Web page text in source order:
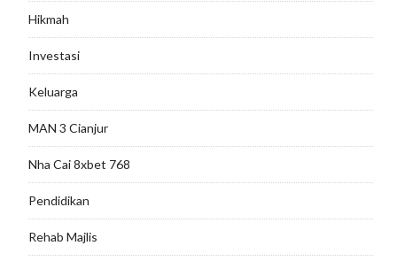
Hikmah
Investasi
Keluarga
MAN 3 Cianjur
Nha Cai 8xbet 768
Pendidikan
Rehab Majlis